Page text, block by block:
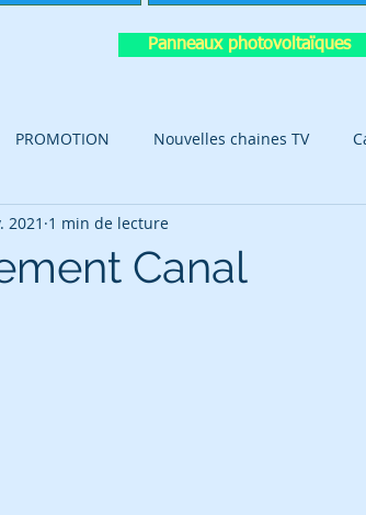
Panneaux photovoltaïques
PROMOTION Nouvelles chaines TV
Canal
2021 1 min de lecture